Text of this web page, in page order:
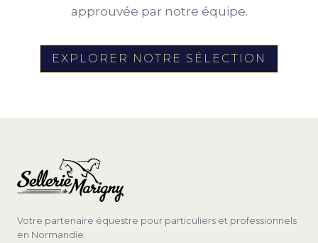
approuvée par notre équipe.
EXPLORER NOTRE SÉLECTION
Votre partenaire équestre pour particuliers et professionnels
en Normandie.